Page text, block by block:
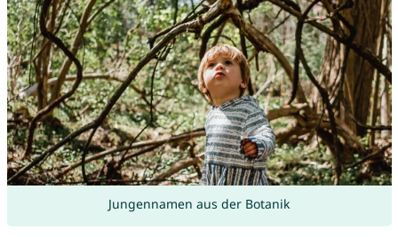
Jungennamen aus der Botanik